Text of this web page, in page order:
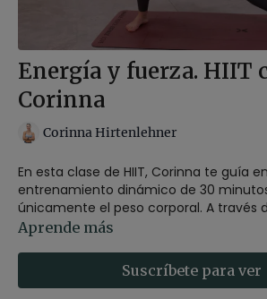
Energía y fuerza. HIIT
Corinna
Corinna Hirtenlehner
En esta clase de HIIT, Corinna te guía
entrenamiento dinámico de 30
únicamente el peso corporal. A través
esfuerzo y recuperación, trabajarás
mientras fortalecen piernas, core y tren
Aprende más
Suscríbete para ver